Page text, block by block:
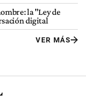
la "Ley de
digital
VER MÁS